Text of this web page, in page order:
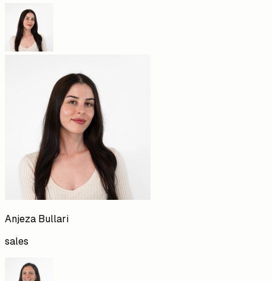
Anjeza Bullari
sales